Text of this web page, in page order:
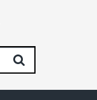
Sök